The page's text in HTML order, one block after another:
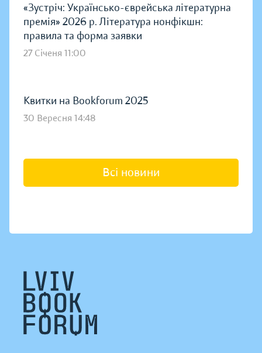
«Зустріч: Українсько-єврейська літературна
премія» 2026 р. Література нонфікшн:
правила та форма заявки
27 Січеня 11:00
Квитки на Bookforum 2025
30 Вересня 14:48
Всі новини